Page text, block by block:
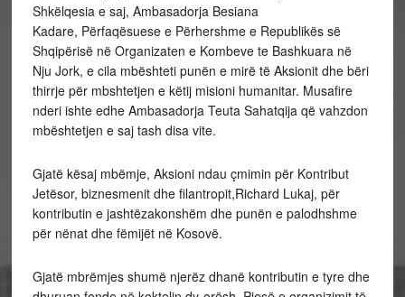
Shkëlqesia e saj, Ambasadorja Besiana
Kadare, Përfaqësuese e Përhershme e Republikës së
Shqipërisë në Organizaten e Kombeve te Bashkuara në
Nju Jork, e cila mbështeti punën e mirë të Aksionit dhe bëri
thirrje për mbshtetjen e këtij misioni humanitar. Musafire
nderi ishte edhe Ambasadorja Teuta Sahatqija që vahzdon
mbështetjen e saj tash disa vite.
Gjatë kësaj mbëmje, Aksioni ndau çmimin për Kontribut
Jetësor, biznesmenit dhe filantropit,Richard Lukaj, për
kontributin e jashtëzakonshëm dhe punën e palodhshme
për nënat dhe fëmijët në Kosovë.
Gjatë mbrëmjes shumë njerëz dhanë kontributin e tyre dhe